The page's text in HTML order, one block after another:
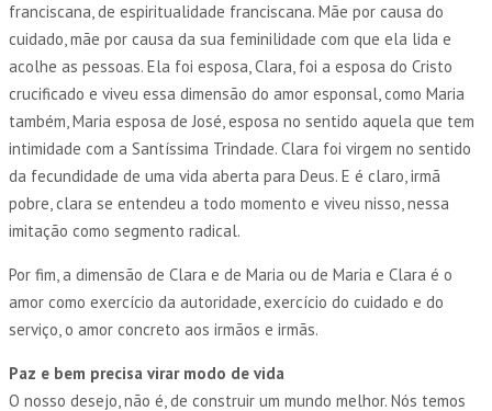
franciscana, de espiritualidade franciscana. Mãe por causa do
cuidado, mãe por causa da sua feminilidade com que ela lida e
acolhe as pessoas. Ela foi esposa, Clara, foi a esposa do Cristo
crucificado e viveu essa dimensão do amor esponsal, como Maria
também, Maria esposa de José, esposa no sentido aquela que tem
intimidade com a Santíssima Trindade. Clara foi virgem no sentido
da fecundidade de uma vida aberta para Deus. E é claro, irmã
pobre, clara se entendeu a todo momento e viveu nisso, nessa
imitação como segmento radical.
Por fim, a dimensão de Clara e de Maria ou de Maria e Clara é o
amor como exercício da autoridade, exercício do cuidado e do
serviço, o amor concreto aos irmãos e irmãs.
Paz e bem precisa virar modo de vida
O nosso desejo, não é, de construir um mundo melhor. Nós temos